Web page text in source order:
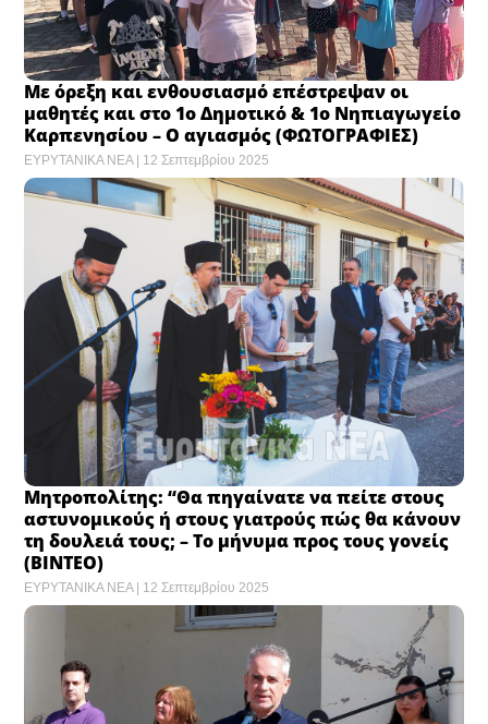
Με όρεξη και ενθουσιασμό επέστρεψαν οι
μαθητές και στο 1ο Δημοτικό & 1ο Νηπιαγωγείο
Καρπενησίου – Ο αγιασμός (ΦΩΤΟΓΡΑΦΙΕΣ)
ΕΥΡΥΤΑΝΙΚΑ ΝΕΑ 12 Σεπτεμβρίου 2025
Μητροπολίτης: “Θα πηγαίνατε να πείτε στους
αστυνομικούς ή στους γιατρούς πώς θα κάνουν
τη δουλειά τους; – Το μήνυμα προς τους γονείς
(ΒΙΝΤΕΟ)
ΕΥΡΥΤΑΝΙΚΑ ΝΕΑ 12 Σεπτεμβρίου 2025